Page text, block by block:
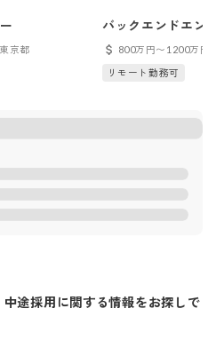
東京都
バックエンドエン
候補）/Java・
800万円〜1200万円
リモート勤務可
中途採用に関する情報をお探しで